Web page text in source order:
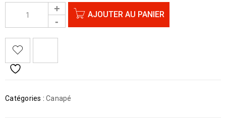
AJOUTER AU PANIER
Catégories : Canapé